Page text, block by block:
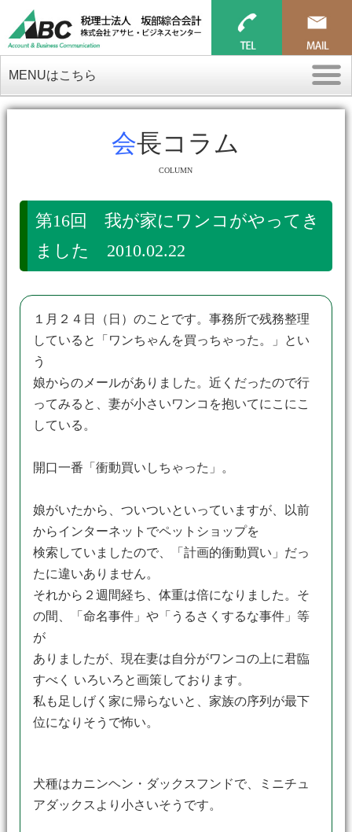
MENUはこちら
会長コラム
COLUMN
第16回 我が家にワンコがやってき
ました 2010.02.22
１月２４日（日）のことです。事務所で残務整理
していると「ワンちゃんを買っちゃった。」とい
う
娘からのメールがありました。近くだったので行
ってみると、妻が小さいワンコを抱いてにこにこ
している。
開口一番「衝動買いしちゃった」。
娘がいたから、ついついといっていますが、以前
からインターネットでペットショップを
検索していましたので、「計画的衝動買い」だっ
たに違いありません。
それから２週間経ち、体重は倍になりました。そ
の間、「命名事件」や「うるさくするな事件」等
が
ありましたが、現在妻は自分がワンコの上に君臨
すべく いろいろと画策しております。
私も足しげく家に帰らないと、家族の序列が最下
位になりそうで怖い。
犬種はカニンヘン・ダックスフンドで、ミニチュ
アダックスより小さいそうです。